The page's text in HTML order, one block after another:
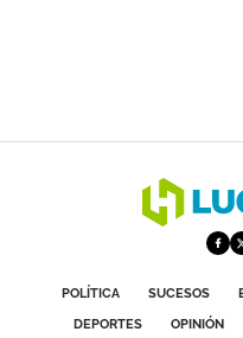
POLÍTICA SUCESOS
DEPORTES
OPINIÓN